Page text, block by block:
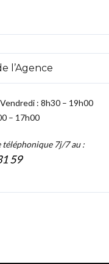
l’Agence
: 8h30 – 19h00
– 17h00
téléphonique 7j/7 au :
59